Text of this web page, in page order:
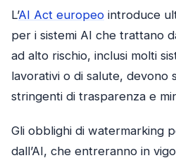
L’AI Act europeo introduce
per i sistemi AI che trattano
ad alto rischio, inclusi molti
lavorativi o di salute, devono
stringenti di trasparenza e
Gli obblighi di watermarking
dall’AI, che entreranno in